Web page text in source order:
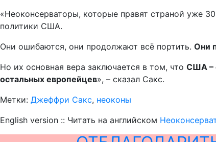
«Неоконсерваторы, которые правят страной уже
политики США.
Они ошибаются, они продолжают всё портить. Они
Но их основная вера заключается в том, что США –
остальных европейцев», – сказал Сакс.
Метки: Джеффри Сакс, неоконы
English version :: Читать на английском